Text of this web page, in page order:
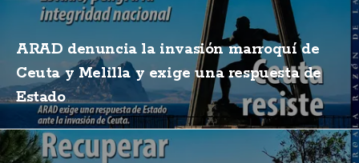
ARAD denuncia la invasión marroquí de
Ceuta y Melilla y exige una respuesta de
Estado